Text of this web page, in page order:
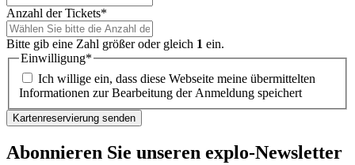
Anzahl der Tickets*
Bitte gib eine Zahl größer oder gleich 1 ein.
Einwilligung*
Ich willige ein, dass diese Webseite meine übermittelten
Informationen zur Bearbeitung der Anmeldung speichert
Abonnieren Sie unseren explo-Newsletter